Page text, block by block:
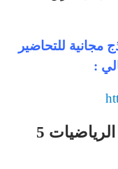
مجانية للتحاضير
:
5